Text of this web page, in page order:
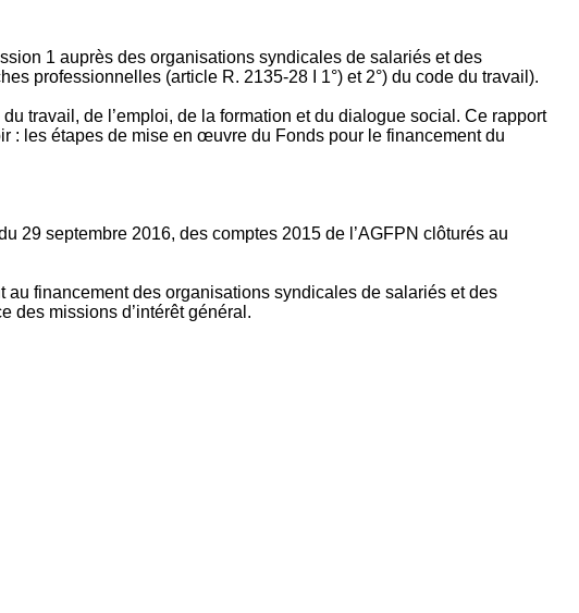
1 auprès des organisations syndicales de salariés et des
professionnelles (article R. 2135‐28 I 1°) et 2°) du code du travail).
travail, de l’emploi, de la formation et du dialogue social. Ce rapport
: les étapes de mise en œuvre du Fonds pour le financement du
29 septembre 2016, des comptes 2015 de l’AGFPN clôturés au
financement des organisations syndicales de salariés et des
des missions d’intérêt général.